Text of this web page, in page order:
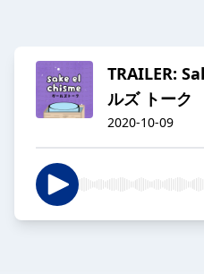
TRAILER:
ルズ トーク
2020-10-09